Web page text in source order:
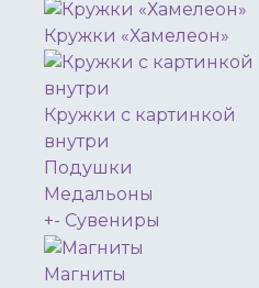
Кружки «Хамелеон»
Кружки с картинкой
внутри
Подушки
Медальоны
+- Сувениры
Магниты